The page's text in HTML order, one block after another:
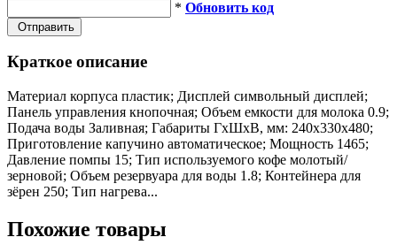
* Обновить код
Отправить
Краткое описание
Материал корпуса пластик; Дисплей символьный дисплей;
Панель управления кнопочная; Объем емкости для молока 0.9;
Подача воды Заливная; Габариты ГхШхВ, мм: 240х330х480;
Приготовление капучино автоматическое; Мощность 1465;
Давление помпы 15; Тип используемого кофе молотый/
зерновой; Объем резервуара для воды 1.8; Контейнера для
зёрен 250; Тип нагрева...
Похожие товары